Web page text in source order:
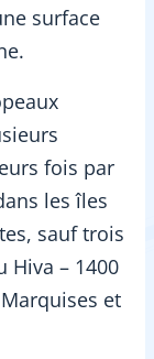
surface
fois par
les îles
sauf trois
Hiva – 1400
et